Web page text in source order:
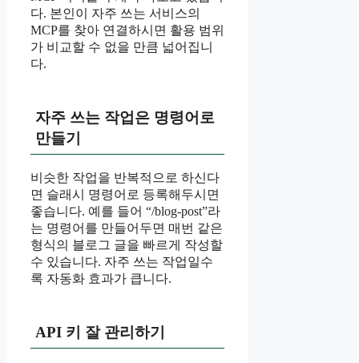
다. 본인이 자주 쓰는 서비스의
MCP를 찾아 연결하시면 활용 범위
가 비교할 수 없을 만큼 넓어집니
다.
자주 쓰는 작업은 명령어로
만들기
비슷한 작업을 반복적으로 하신다
면 슬래시 명령어로 등록해두시면
좋습니다. 예를 들어 “/blog-post”라
는 명령어를 만들어두면 매번 같은
형식의 블로그 글을 빠르게 작성할
수 있습니다. 자주 쓰는 작업일수
록 자동화 효과가 큽니다.
API 키 잘 관리하기